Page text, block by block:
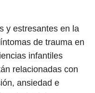
y estresantes en la
de trauma en
infantiles
relacionadas con
ansiedad e